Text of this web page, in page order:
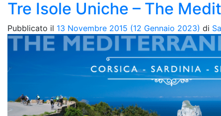
Tre Isole Uniche – The
Pubblicato il 13 Novembre 2015 (12 Gennaio 2023) di